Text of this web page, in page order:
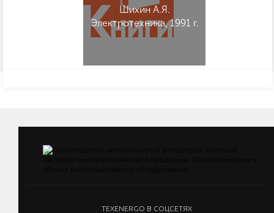
Шихин А.Я.
Электротехника, 1991 г.
TEXENERGO В СОЦСЕТЯХ